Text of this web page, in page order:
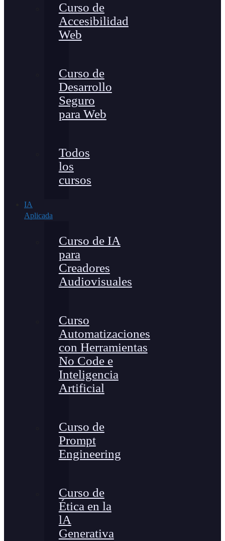
Curso de
Accesibilidad
Web
Curso de
Desarrollo
Seguro
para Web
Todos
los
cursos
IA
Aplicada
Curso de IA
para
Creadores
Audiovisuales
Curso
Automatizaciones
con Herramientas
No Code e
Inteligencia
Artificial
Curso de
Prompt
Engineering
Curso de
Ética en la
lA
Generativa